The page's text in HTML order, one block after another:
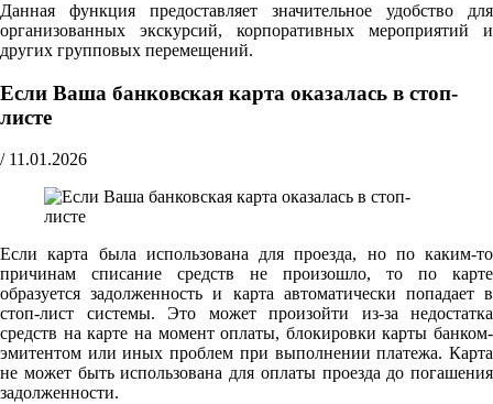
Данная функция предоставляет значительное удобство для
организованных экскурсий, корпоративных мероприятий и
других групповых перемещений.
Если Ваша банковская карта оказалась в стоп-
листе
/ 11.01.2026
Если карта была использована для проезда, но по каким-то
причинам списание средств не произошло, то по карте
образуется задолженность и карта автоматически попадает в
стоп-лист системы. Это может произойти из-за недостатка
средств на карте на момент оплаты, блокировки карты банком-
эмитентом или иных проблем при выполнении платежа. Карта
не может быть использована для оплаты проезда до погашения
задолженности.